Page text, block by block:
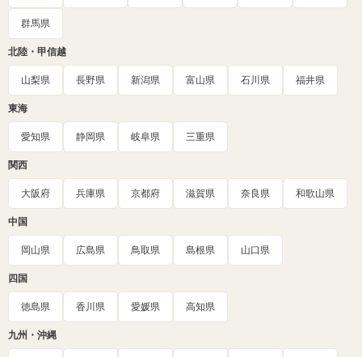
群馬県
北陸・甲信越
山梨県 長野県 新潟県 富山県 石川県 福井県
東海
愛知県 静岡県 岐阜県 三重県
関西
大阪府 兵庫県 京都府 滋賀県 奈良県 和歌山県
中国
岡山県 広島県 鳥取県 島根県 山口県
四国
徳島県 香川県 愛媛県 高知県
九州・沖縄